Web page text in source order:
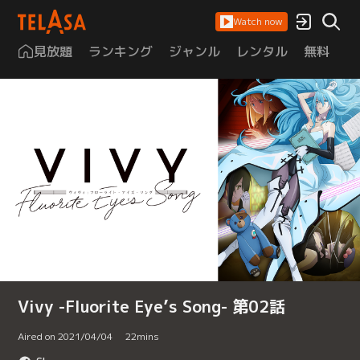
Watch now
見放題 ランキング ジャンル レンタル 無料
Vivy -Fluorite Eye’s Song- 第02話
Aired on 2021/04/04 22mins